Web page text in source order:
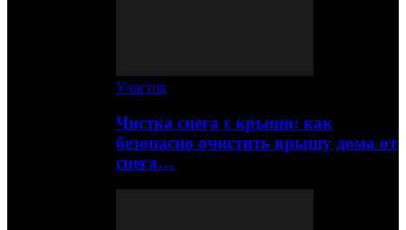
Участок
Чистка снега с крыши: как
безопасно очистить крышу дома от
снега…